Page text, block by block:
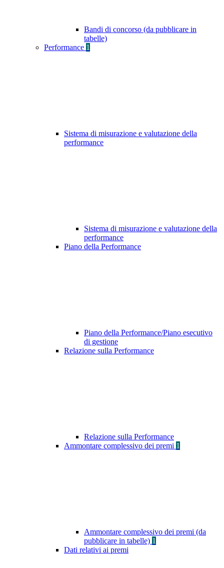
Bandi di concorso (da pubblicare in
tabelle)
Performance 1
Sistema di misurazione e valutazione della
performance
Sistema di misurazione e valutazione della
performance
Piano della Performance
Piano della Performance/Piano esecutivo
di gestione
Relazione sulla Performance
Relazione sulla Performance
Ammontare complessivo dei premi 1
Ammontare complessivo dei premi (da
pubblicare in tabelle) 1
Dati relativi ai premi